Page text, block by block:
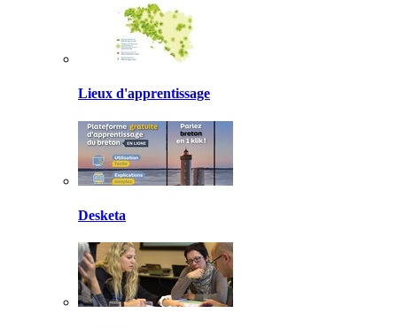
Lieux d'apprentissage
Desketa